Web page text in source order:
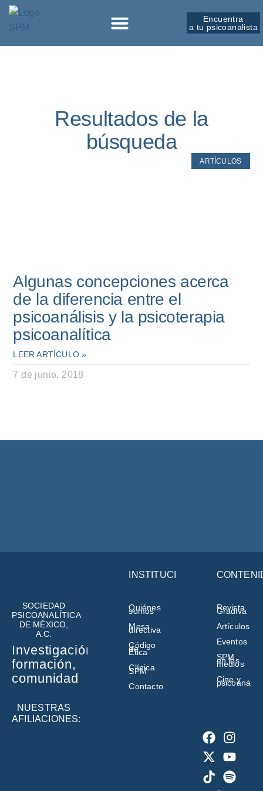
Encuentra
a tu psicoanalista
Resultados de la
búsqueda
ARTÍCULOS
Algunas concepciones acerca
de la diferencia entre el
psicoanálisis y la psicoterapia
psicoanalítica
LEER ARTÍCULO »
7 de junio, 2018
SOCIEDAD
PSICOANALÍTICA
DE MÉXICO,
A.C.
Investigación,
formación,
comunidad
NUESTRAS
AFILIACIONES:
INSTITUCIÓN
Quiénes
somos
Mesa
directiva
Código
de
Ética
Clínica
SPM
Contacto
Revista
Gradiva
Artículos
Eventos
SPM
en los
medios
Cine y